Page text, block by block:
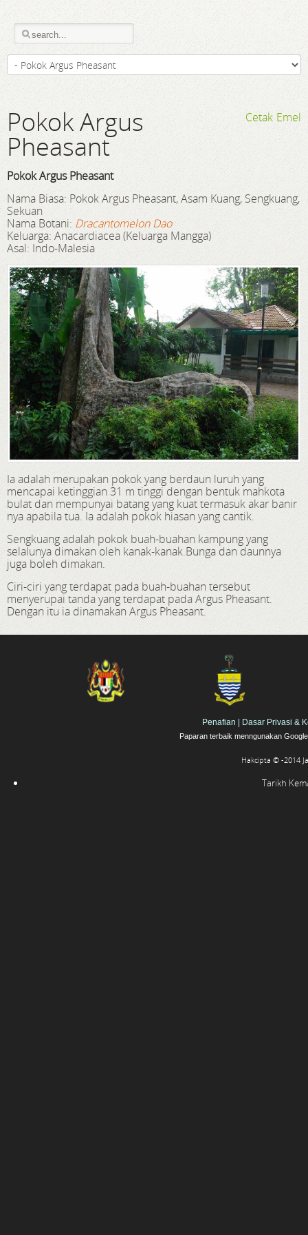
Emel
Cetak
Pokok Argus
Pheasant
Pokok Argus Pheasant
Nama Biasa: Pokok Argus Pheasant, Asam Kuang, Sengkuang,
Sekuan
Nama Botani: Dracantomelon Dao
Keluarga: Anacardiacea (Keluarga Mangga)
Asal: Indo-Malesia
Ia adalah merupakan pokok yang berdaun luruh yang
mencapai ketinggian 31 m tinggi dengan bentuk mahkota
bulat dan mempunyai batang yang kuat termasuk akar banir
nya apabila tua. Ia adalah pokok hiasan yang cantik.
Sengkuang adalah pokok buah-buahan kampung yang
selalunya dimakan oleh kanak-kanak.Bunga dan daunnya
juga boleh dimakan.
Ciri-ciri yang terdapat pada buah-buahan tersebut
menyerupai tanda yang terdapat pada Argus Pheasant.
Dengan itu ia dinamakan Argus Pheasant.
Penafian Dasar Privasi &
Paparan terbaik menngunakan
Hakcipta © -2014
Tarikh